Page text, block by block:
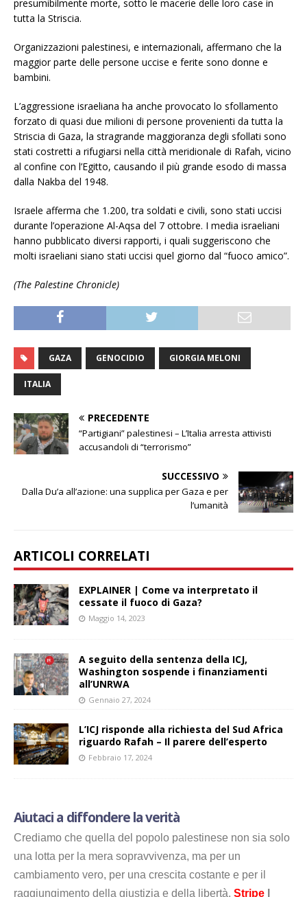
presumibilmente morte, sotto le macerie delle loro case in
tutta la Striscia.
Organizzazioni palestinesi, e internazionali, affermano che la
maggior parte delle persone uccise e ferite sono donne e
bambini.
L’aggressione israeliana ha anche provocato lo sfollamento
forzato di quasi due milioni di persone provenienti da tutta la
Striscia di Gaza, la stragrande maggioranza degli sfollati sono
stati costretti a rifugiarsi nella città meridionale di Rafah, vicino
al confine con l’Egitto, causando il più grande esodo di massa
dalla Nakba del 1948.
Israele afferma che 1.200, tra soldati e civili, sono stati uccisi
durante l’operazione Al-Aqsa del 7 ottobre. I media israeliani
hanno pubblicato diversi rapporti, i quali suggeriscono che
molti israeliani siano stati uccisi quel giorno dal “fuoco amico”.
(The Palestine Chronicle)
GAZA GENOCIDIO GIORGIA MELONI
ITALIA
PRECEDENTE
“Partigiani” palestinesi – L’Italia arresta attivisti
accusandoli di “terrorismo”
SUCCESSIVO
Dalla Du’a all’azione: una supplica per Gaza e per
l’umanità
ARTICOLI CORRELATI
EXPLAINER | Come va interpretato il
cessate il fuoco di Gaza?
Maggio 14, 2023
A seguito della sentenza della ICJ,
Washington sospende i finanziamenti
all’UNRWA
Gennaio 27, 2024
L’ICJ risponde alla richiesta del Sud Africa
riguardo Rafah – Il parere dell’esperto
Febbraio 17, 2024
Aiutaci a diffondere la verità
Crediamo che quella del popolo palestinese non sia solo
una lotta per la mera sopravvivenza, ma per un
cambiamento vero, per una crescita costante e per il
raggiungimento della giustizia e della libertà. Stripe